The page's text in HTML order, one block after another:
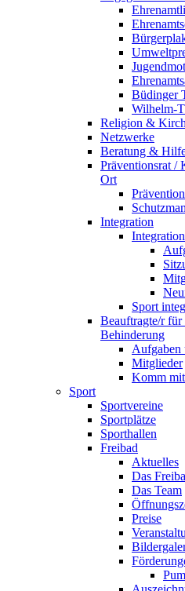
Büdinger
Wilhelm-
Religion &
Netzwerke
Beratung &
Präventionsrat /
Ort
Integration
Sport
Beauftragte/r
Behinderung
Aufgaben
Mitglieder
Komm
Sport
Sportvereine
Sportplätze
Sporthallen
Freibad
Aktuelles
Das
Das Team
Preise